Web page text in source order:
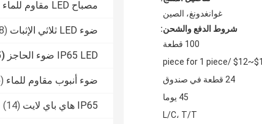
مصباح LED مقاوم للماء
ضوء LED ثلاثي الإثبات (28)
IP65 LED ضوء الحاجز (15)
ضوء أنبوب مقاوم للماء (16)
IP65 هاي باي لايت (14)
غوانغدونغ، الصين
شروط الدفع والشحن:
100 قطعة
$10~$12 /
24 قطعة في صندوق
45 يوما
L/C، T/T